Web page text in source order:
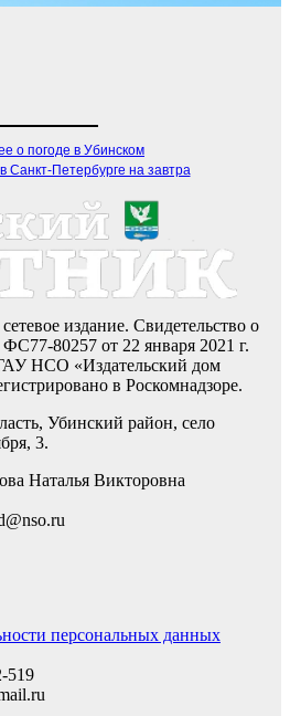
о погоде в Убинском
Санкт-Петербурге на завтра
издание. Свидетельство о
80257 от 22 января 2021 г.
НСО «Издательский дом
в Роскомнадзоре.
Убинский район, село
3.
Наталья Викторовна
персональных данных
519